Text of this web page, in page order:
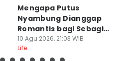
Mengapa Putus
Nyambung Dianggap
Romantis bagi Sebagian
Orang?
10 Agu 2026, 21:03 WIB
Life